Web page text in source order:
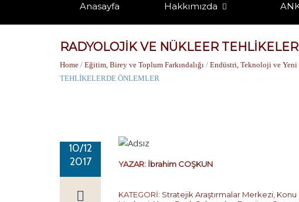
Anasayfa Hakkımızda
RADYOLOJİK VE NÜKLEER
Home / Eğitim, Birey ve Toplum Farkındalığı / Endüstri, Teknoloji ve
TEHLİKELERDE ÖNLEMLER
10/12
2017
YAZAR: İbrahim COŞKUN
KATEGORİ: Stratejik Araştırmalar Merkezi, Konu